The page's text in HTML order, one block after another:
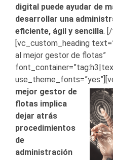
digital puede ayudar de
desarrollar una
eficiente, ágil y sencilla.
[vc_custom_heading
al mejor gestor de flotas”
mejor gestor de
flotas implica
dejar atrás
procedimientos
de
administración